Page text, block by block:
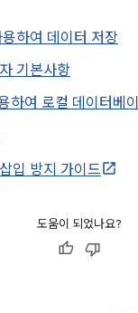
하여 데이터 저장
기본사항
하여 로컬 데이터베
입 방지 가이드
도움이 되었나요?